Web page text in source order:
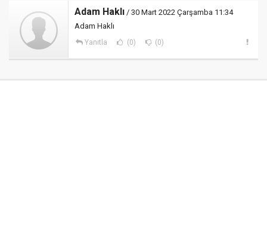
Adam Haklı / 30 Mart 2022 Çarşamba 11:34
Adam Haklı
Yanıtla (0) (0)